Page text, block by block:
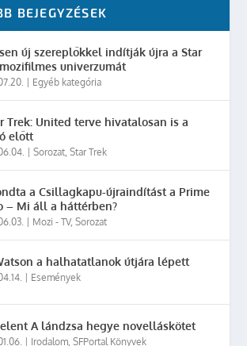
BEJEGYZÉSEK
új szereplőkkel indítják újra a Star
univerzumát
| Egyéb kategória
Trek: United terve hivatalosan is a
előtt
|Sorozat ,Star Trek
a Csillagkapu-újraindítást a Prime
– Mi áll a háttérben?
| Mozi - TV,Sorozat
a halhatatlanok útjára lépett
| Események
A lándzsa hegye novelláskötet
| Irodalom ,SFPortal Könyvek